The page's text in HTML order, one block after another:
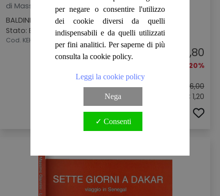
di Massimo Giannini
BALDINI & CASTOLDI, 2008
Stato: BUONO
Cod. KEH2496
€ 4,80
-20%
Prezzo originale:
€ 6,00
Sconto: € 1,20
per negare o consentire l'utilizzo
dei cookie diversi da quelli
indispensabili e da quelli utilizzati
per fini analitici. Per saperne di più
consulta la cookie policy.
Leggi la cookie policy
Nega
✓ Consenti